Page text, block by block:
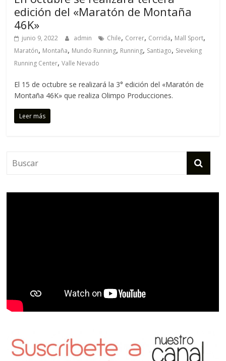
edición del «Maratón de Montaña
46K»
junio 9, 2022 admin Chile, Correr, Corrida, Mall Sport,
Maratón, Montaña, Mundo Running, Running, Santiago, Sieveking
Running Center,Valle Nevado
El 15 de octubre se realizará la 3° edición del «Maratón de
Montaña 46K» que realiza Olimpo Producciones.
Leer más